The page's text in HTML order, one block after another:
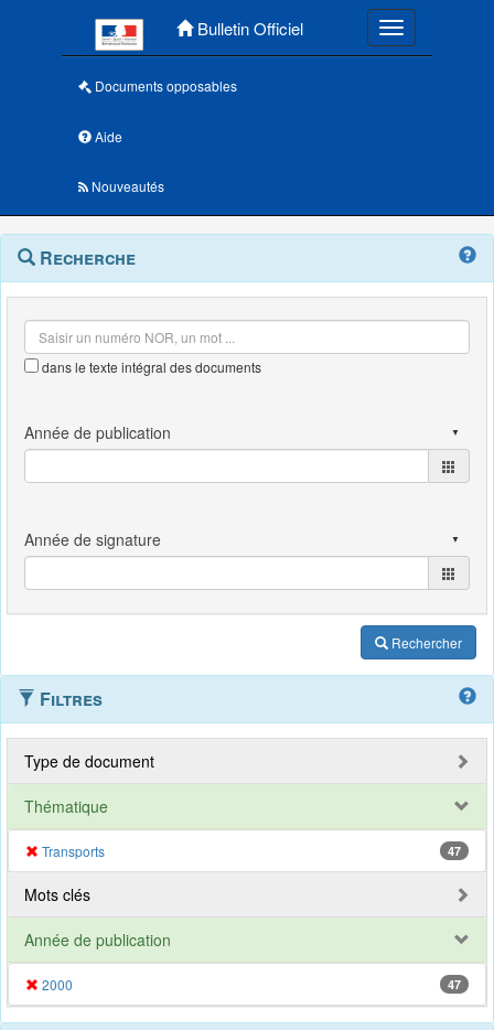
Bulletin Officiel Toggle
Documents opposables
Aide
Nouveautés
Navigation
outils
Menu
contextuel
Recherche
dans le texte intégral des documents
Rechercher
Filtres
Type de document
Thématique
Transports 47
Mots clés
Année de publication
2000 47